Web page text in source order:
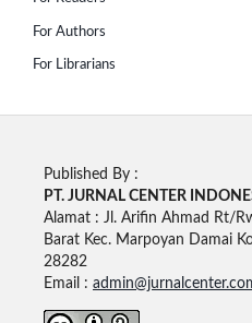
For Authors
For Librarians
Published By :
PT. JURNAL CENTER
Alamat : Jl. Arifin Ahmad Rt/
Barat Kec. Marpoyan Damai
28282
Email :